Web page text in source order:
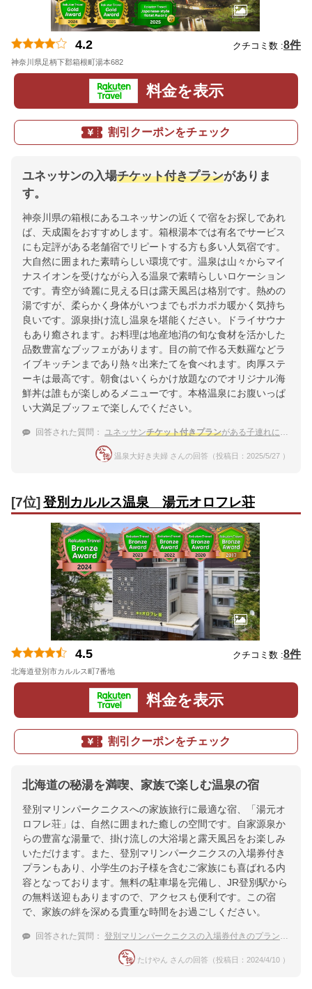
4.2 クチコミ数 :8件
神奈川県足柄下郡箱根町湯本682
料金を表示
割引クーポンをチェック
ユネッサンの入場チケット付きプランがありま
す。
神奈川県の箱根にあるユネッサンの近くで宿をお探しであれ
ば、天成園をおすすめします。箱根湯本では有名でサービス
にも定評がある老舗宿でリピートする方も多い人気宿です。
大自然に囲まれた素晴らしい環境です。温泉は山々からマイ
ナスイオンを受けながら入る温泉で素晴らしいロケーション
です。青空が綺麗に見える日は露天風呂は格別です。熱めの
湯ですが、柔らかく身体がいつまでもポカポカ暖かく気持ち
良いです。源泉掛け流し温泉を堪能ください。ドライサウナ
もあり癒されます。お料理は地産地消の旬な食材を活かした
品数豊富なブッフェがあります。目の前で作る天麩羅などラ
イブキッチンまであり熱々出来たてを食べれます。肉厚ステ
ーキは最高です。朝食はいくらかけ放題なのでオリジナル海
鮮丼は誰もが楽しめるメニューです。本格温泉にお腹いっぱ
い大満足ブッフェで楽しんでください。
回答された質問： ユネッサンチケット付きプランがある子連れにおすすめの温泉宿
温泉大好き夫婦 さんの回答（投稿日：2025/5/27 ）
[7位] 登別カルルス温泉 湯元オロフレ荘
4.5 クチコミ数 :8件
北海道登別市カルルス町7番地
料金を表示
割引クーポンをチェック
北海道の秘湯を満喫、家族で楽しむ温泉の宿
登別マリンパークニクスへの家族旅行に最適な宿、「湯元オ
ロフレ荘」は、自然に囲まれた癒しの空間です。自家源泉か
らの豊富な湯量で、掛け流しの大浴場と露天風呂をお楽しみ
いただけます。また、登別マリンパークニクスの入場券付き
プランもあり、小学生のお子様を含むご家族にも喜ばれる内
容となっております。無料の駐車場を完備し、JR登別駅から
の無料送迎もありますので、アクセスも便利です。この宿
で、家族の絆を深める貴重な時間をお過ごしください。
回答された質問： 登別マリンパークニクスの入場券付きのプランがあり、子連れ旅行におすすめの温泉宿は？
たけやん さんの回答（投稿日：2024/4/10 ）